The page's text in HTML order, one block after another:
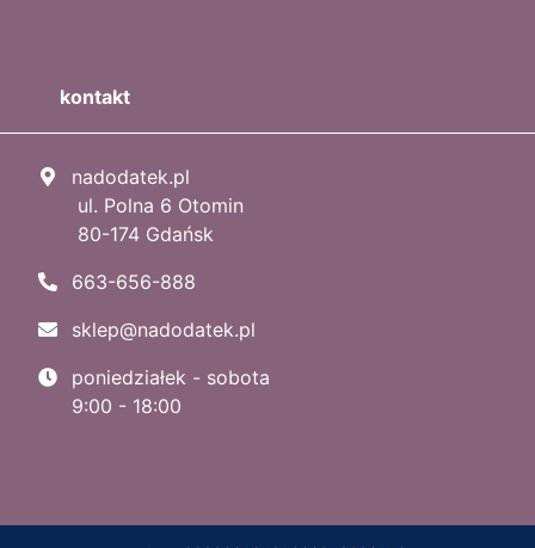
kontakt
nadodatek.pl
ul. Polna 6 Otomin
80-174 Gdańsk
663-656-888
sklep@nadodatek.pl
poniedziałek - sobota
9:00 - 18:00